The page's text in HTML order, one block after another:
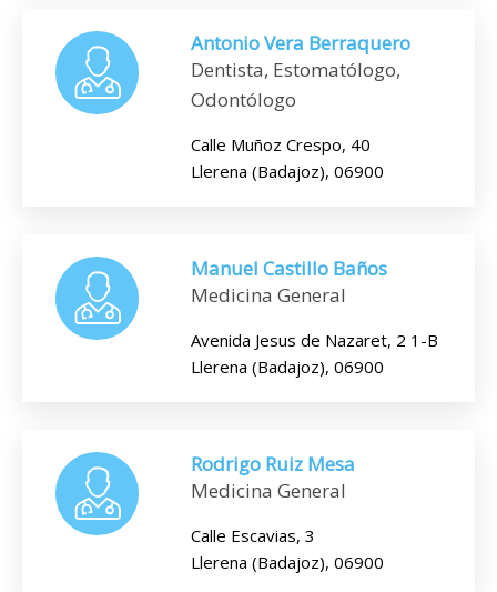
Antonio Vera Berraquero
Dentista, Estomatólogo,
Odontólogo
Calle Muñoz Crespo, 40
Llerena (Badajoz), 06900
Manuel Castillo Baños
Medicina General
Avenida Jesus de Nazaret, 2 1-B
Llerena (Badajoz), 06900
Rodrigo Ruiz Mesa
Medicina General
Calle Escavias, 3
Llerena (Badajoz), 06900